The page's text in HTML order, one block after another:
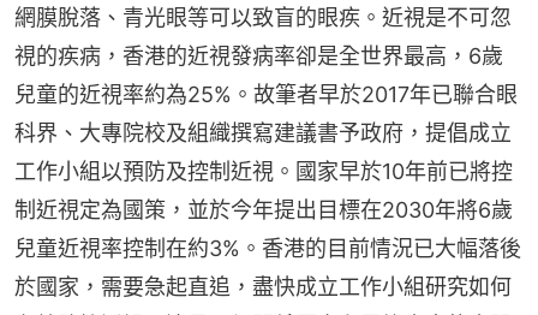
網膜脫落、青光眼等可以致盲的眼疾。近視是不可忽
視的疾病，香港的近視發病率卻是全世界最高，6歲
兒童的近視率約為25%。故筆者早於2017年已聯合眼
科界、大專院校及組織撰寫建議書予政府，提倡成立
工作小組以預防及控制近視。國家早於10年前已將控
制近視定為國策，並於今年提出目標在2030年將6歲
兒童近視率控制在約3%。香港的目前情況已大幅落後
於國家，需要急起直追，盡快成立工作小組研究如何